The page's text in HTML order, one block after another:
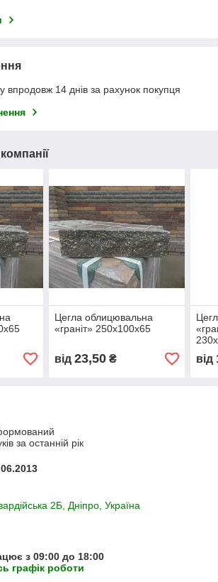
впродовж 14 днів за рахунок покупця
Цегла облицювальна
«граніт» 250х100х65
від 23,50₴ від
за останній рік
2Б, Дніпро, Україна
з 09:00 до 18:00
графік роботи